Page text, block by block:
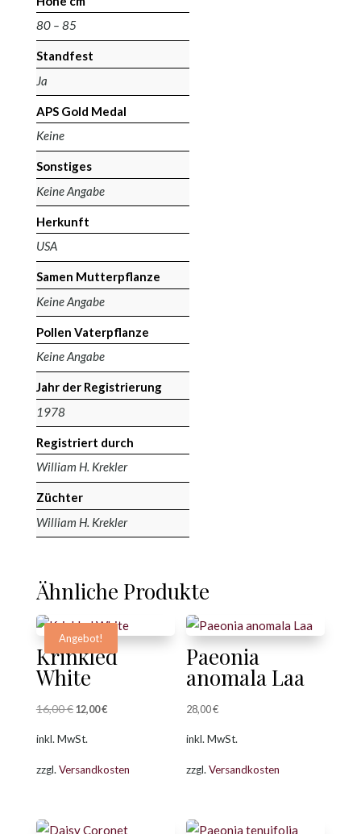
80 – 85
Standfest
Ja
APS Gold Medal
Keine
Sonstiges
Keine Angabe
Herkunft
USA
Samen Mutterpflanze
Keine Angabe
Pollen Vaterpflanze
Keine Angabe
Jahr der Registrierung
1978
Registriert durch
William H. Krekler
Züchter
William H. Krekler
Ähnliche Produkte
Angebot!
Krinkled
White
16,00€ Ursprünglicher
16,00 €
12,00€Aktueller
12,00 €.
inkl. MwSt.
zzgl. Versandkosten
Paeonia
anomala Laa
28,00€
inkl. MwSt.
zzgl.Versandkosten